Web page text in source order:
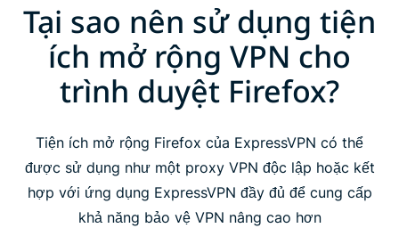
Tại sao nên sử dụng tiện
ích mở rộng VPN cho
trình duyệt Firefox?
Tiện ích mở rộng Firefox của ExpressVPN có thể
được sử dụng như một proxy VPN độc lập hoặc kết
hợp với ứng dụng ExpressVPN đầy đủ để cung cấp
khả năng bảo vệ VPN nâng cao hơn